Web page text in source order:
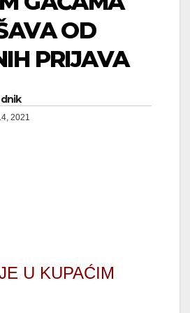
OD
PRIJAVA
2021
U KUPAĆIM